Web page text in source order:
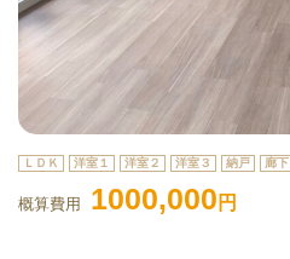
ＬＤＫ 洋室１ 洋室２ 洋室３ 納戸 廊下
概算費用 1000,000 円